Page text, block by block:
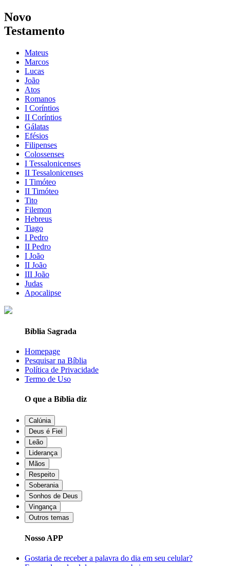
Novo
Testamento
Mateus
Marcos
Lucas
João
Atos
Romanos
I Coríntios
II Coríntios
Gálatas
Efésios
Filipenses
Colossenses
I Tessalonicenses
II Tessalonicenses
I Timóteo
II Timóteo
Tito
Filemon
Hebreus
Tiago
I Pedro
II Pedro
I João
II João
III João
Judas
Apocalipse
Bíblia Sagrada
Homepage
Pesquisar na Bíblia
Política de Privacidade
Termo de Uso
O que a Bíblia diz
Calúnia
Deus é Fiel
Leão
Liderança
Mãos
Respeito
Soberania
Sonhos de Deus
Vingança
Outros temas
Nosso APP
Gostaria de receber a palavra do dia em seu celular?